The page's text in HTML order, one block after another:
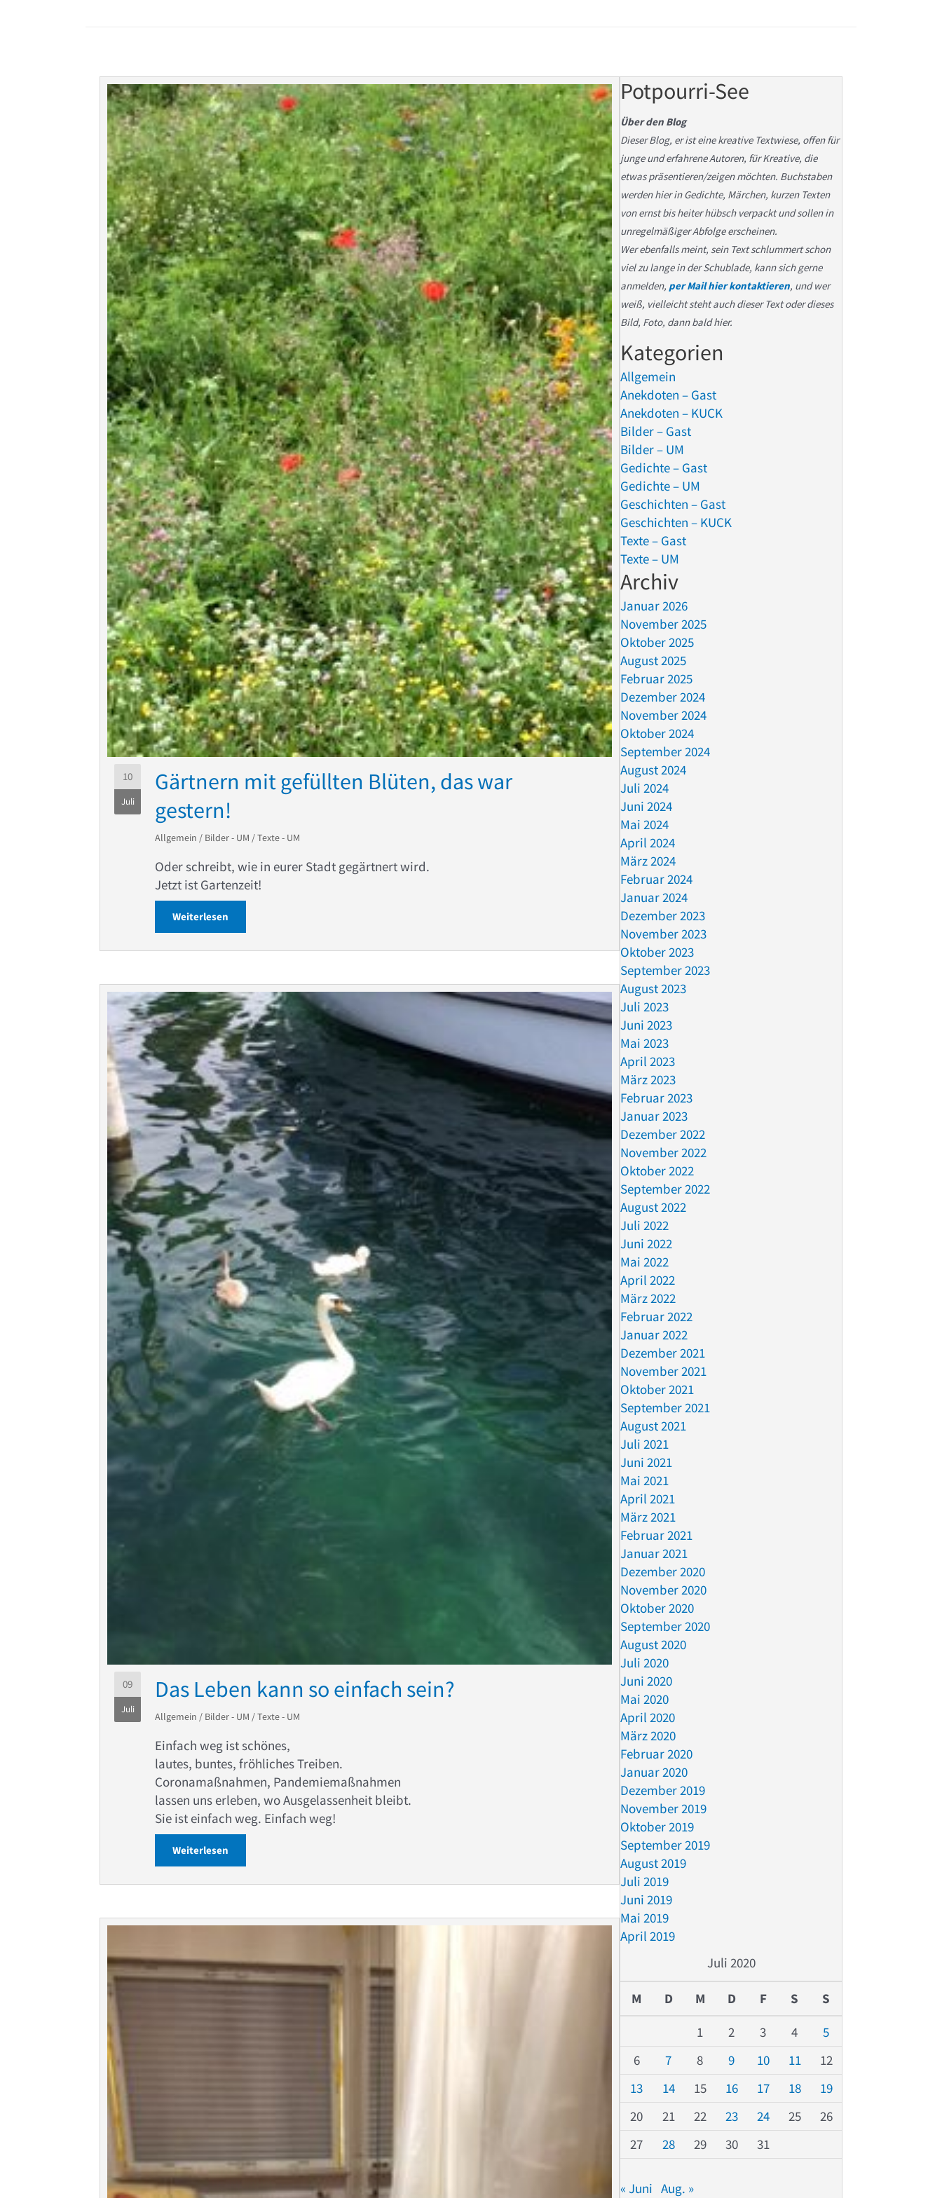
10
Juli
Gärtnern mit gefüllten Blüten, das war
gestern!
Allgemein / Bilder - UM /Texte - UM
Oder schreibt, wie in eurer Stadt gegärtnert wird.
Jetzt ist Gartenzeit!
Weiterlesen
09
Juli
Das Leben kann so einfach sein?
Allgemein / Bilder - UM /Texte - UM
Einfach weg ist schönes,
lautes, buntes, fröhliches Treiben.
Coronamaßnahmen, Pandemiemaßnahmen
lassen uns erleben, wo Ausgelassenheit bleibt.
Sie ist einfach weg. Einfach weg!
Weiterlesen
Potpourri-See
Über den Blog
Dieser Blog, er ist eine kreative Textwiese, offen für
junge und erfahrene Autoren, für Kreative, die
etwas präsentieren/zeigen möchten. Buchstaben
werden hier in Gedichte, Märchen, kurzen Texten
von ernst bis heiter hübsch verpackt und sollen in
unregelmäßiger Abfolge erscheinen.
Wer ebenfalls meint, sein Text schlummert schon
viel zu lange in der Schublade, kann sich gerne
anmelden, per Mail hier kontaktieren, und wer
weiß, vielleicht steht auch dieser Text oder dieses
Bild, Foto, dann bald hier.
Kategorien
Allgemein
Anekdoten – Gast
Anekdoten – KUCK
Bilder – Gast
Bilder – UM
Gedichte – Gast
Gedichte – UM
Geschichten – Gast
Geschichten – KUCK
Texte – Gast
Texte – UM
Archiv
Januar 2026
November 2025
Oktober 2025
August 2025
Februar 2025
Dezember 2024
November 2024
Oktober 2024
September 2024
August 2024
Juli 2024
Juni 2024
Mai 2024
April 2024
März 2024
Februar 2024
Januar 2024
Dezember 2023
November 2023
Oktober 2023
September 2023
August 2023
Juli 2023
Juni 2023
Mai 2023
April 2023
März 2023
Februar 2023
Januar 2023
Dezember 2022
November 2022
Oktober 2022
September 2022
August 2022
Juli 2022
Juni 2022
Mai 2022
April 2022
März 2022
Februar 2022
Januar 2022
Dezember 2021
November 2021
Oktober 2021
September 2021
August 2021
Juli 2021
Juni 2021
Mai 2021
April 2021
März 2021
Februar 2021
Januar 2021
Dezember 2020
November 2020
Oktober 2020
September 2020
August 2020
Juli 2020
Juni 2020
Mai 2020
April 2020
März 2020
Februar 2020
Januar 2020
Dezember 2019
November 2019
Oktober 2019
September 2019
August 2019
Juli 2019
Juni 2019
Mai 2019
April 2019
Juli 2020
M D M D F S
S
1
2 3 4
5
6
7 8 9 10 11
12
13
14 15 16 17 18
19
20
21 22 23 24 25
26
27
28 29 30 31
« Juni Aug. »